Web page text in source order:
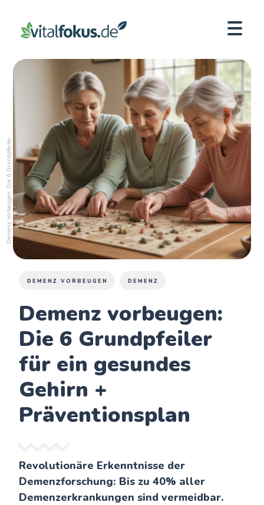
Demenz vorbeugen: Die 6 Grundpfeiler
DEMENZ VORBEUGEN DEMENZ
Demenz vorbeugen:
Die 6 Grundpfeiler
für ein gesundes
Gehirn +
Präventionsplan
Revolutionäre Erkenntnisse der
Demenzforschung: Bis zu 40% aller
Demenzerkrankungen sind vermeidbar.